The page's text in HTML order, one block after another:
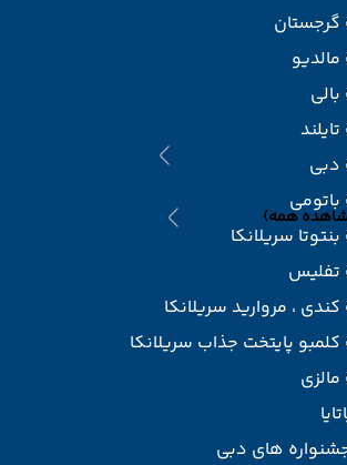
همه)
گرجستان
دبی
سریلانکا
تفلیس
، مروارید سریلانکا
پایتخت جذاب سریلانکا
های دبی